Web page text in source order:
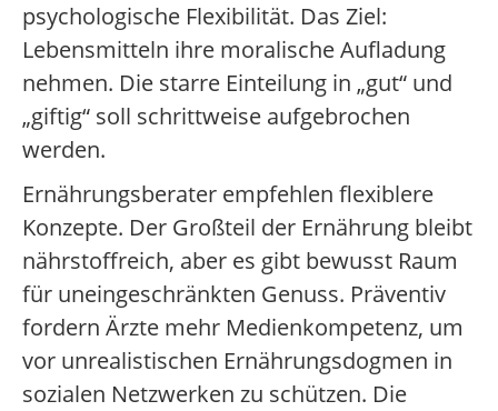
psychologische Flexibilität. Das Ziel:
Lebensmitteln ihre moralische Aufladung
nehmen. Die starre Einteilung in „gut“ und
„giftig“ soll schrittweise aufgebrochen
werden.
Ernährungsberater empfehlen flexiblere
Konzepte. Der Großteil der Ernährung bleibt
nährstoffreich, aber es gibt bewusst Raum
für uneingeschränkten Genuss. Präventiv
fordern Ärzte mehr Medienkompetenz, um
vor unrealistischen Ernährungsdogmen in
sozialen Netzwerken zu schützen. Die